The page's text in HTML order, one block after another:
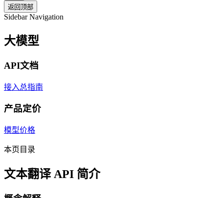
返回顶部
Sidebar Navigation
大模型
API文档
接入总指南
产品定价
模型价格
本页目录
文本翻译 API 简介